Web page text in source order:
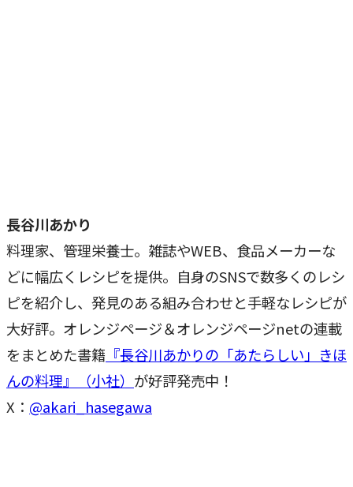
長谷川あかり
料理家、管理栄養士。雑誌やWEB、食品メーカーな
どに幅広くレシピを提供。自身のSNSで数多くのレシ
ピを紹介し、発見のある組み合わせと手軽なレシピが
大好評。オレンジページ＆オレンジページnetの連載
をまとめた書籍 『長谷川あかりの「あたらしい」きほ
んの料理』（小社） が好評発売中！
X： @akari_hasegawa